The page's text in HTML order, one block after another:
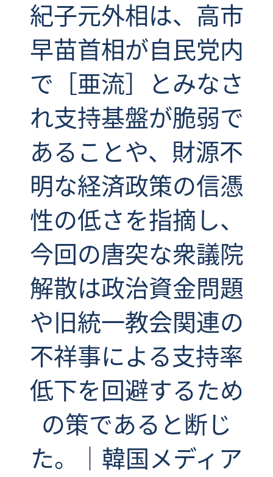
紀子元外相は、高市
早苗首相が自民党内
で［亜流］とみなさ
れ支持基盤が脆弱で
あることや、財源不
明な経済政策の信憑
性の低さを指摘し、
今回の唐突な衆議院
解散は政治資金問題
や旧統一教会関連の
不祥事による支持率
低下を回避するため
の策であると断じ
た。｜韓国メディア